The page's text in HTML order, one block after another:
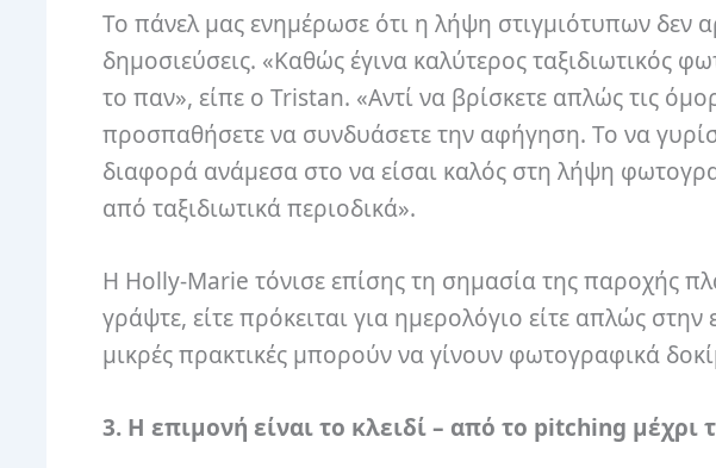
Το πάνελ μας ενημέρωσε ότι η λήψη στιγμιότυπων δεν
δημοσιεύσεις. «Καθώς έγινα καλύτερος ταξιδιωτικός
το παν», είπε ο Tristan. «Αντί να βρίσκετε απλώς τις
προσπαθήσετε να συνδυάσετε την αφήγηση. Το να
διαφορά ανάμεσα στο να είσαι καλός στη λήψη
από ταξιδιωτικά περιοδικά».
Η Holly-Marie τόνισε επίσης τη σημασία της παροχής
γράψτε, είτε πρόκειται για ημερολόγιο είτε απλώς
μικρές πρακτικές μπορούν να γίνουν φωτογραφικά
3. Η επιμονή είναι το κλειδί – από το pitching μέχρι